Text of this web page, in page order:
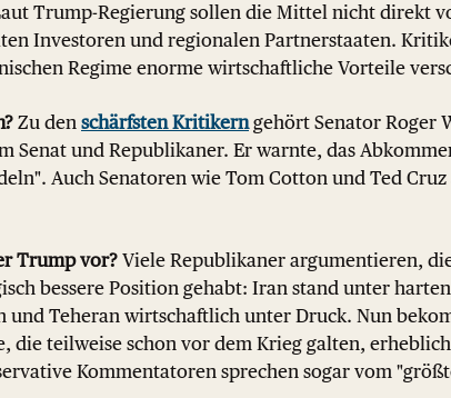
Trump-Regierung sollen die Mittel nicht direkt
Investoren und regionalen Partnerstaaten.
Regime enorme wirtschaftliche Vorteile
Zu den schärfsten Kritikerngehört Senator Roger
Senat und Republikaner. Er warnte, das
Auch Senatoren wie Tom Cotton und Ted
Trump vor? Viele Republikaner argumentieren,
bessere Position gehabt: Iran stand unter
und Teheran wirtschaftlich unter Druck. Nun
die teilweise schon vor dem Krieg galten,
Kommentatoren sprechen sogar vom